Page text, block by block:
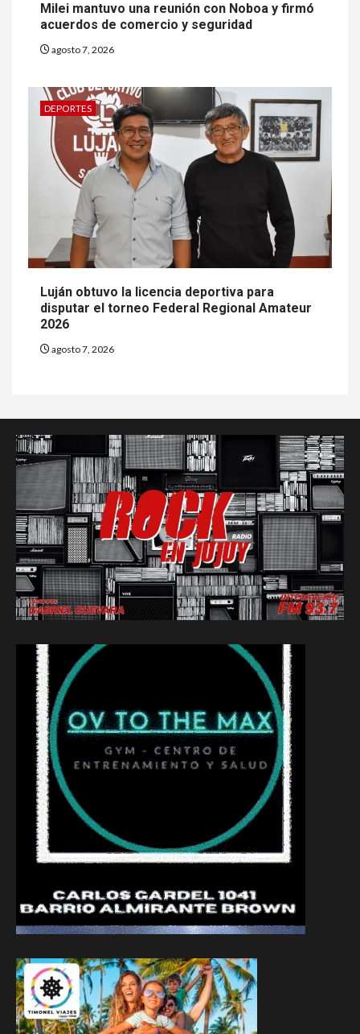
Milei mantuvo una reunión con Noboa y firmó
acuerdos de comercio y seguridad
agosto 7, 2026
DEPORTES
Luján obtuvo la licencia deportiva para
disputar el torneo Federal Regional Amateur
2026
agosto 7, 2026